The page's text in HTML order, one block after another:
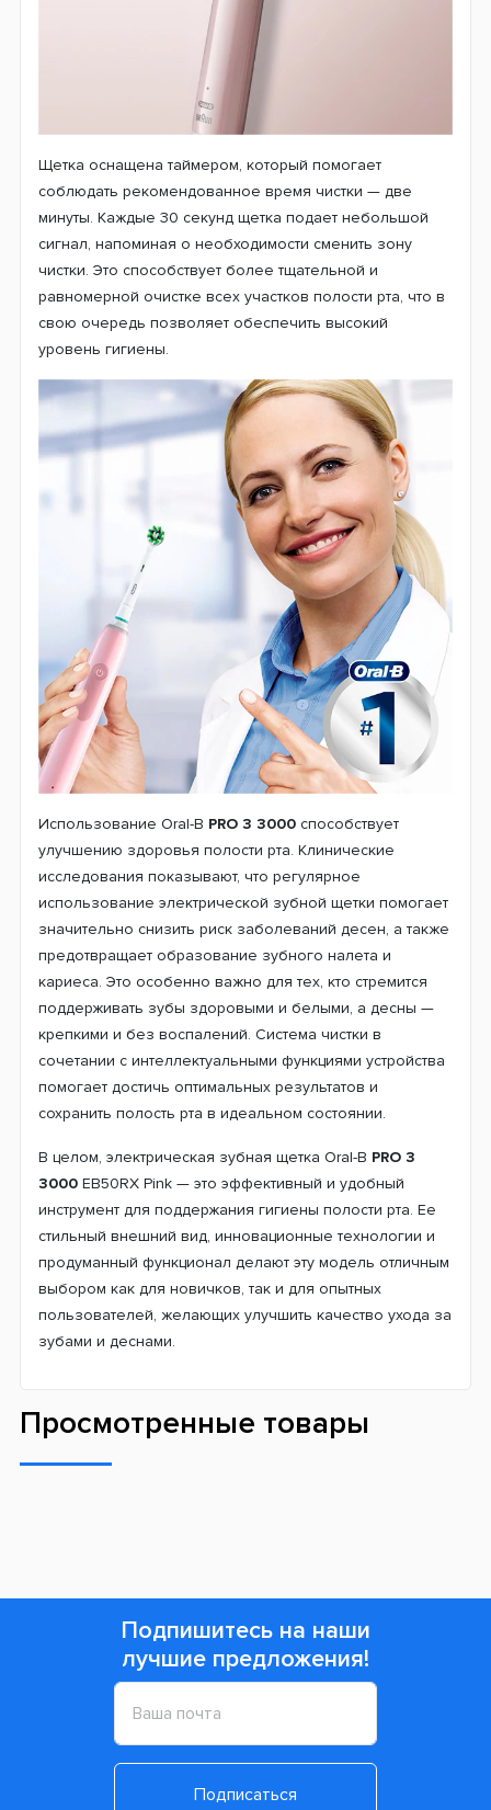
Щетка оснащена таймером, который помогает
соблюдать рекомендованное время чистки — две
минуты. Каждые 30 секунд щетка подает небольшой
сигнал, напоминая о необходимости сменить зону
чистки. Это способствует более тщательной и
равномерной очистке всех участков полости рта, что в
свою очередь позволяет обеспечить высокий
уровень гигиены.
Использование Oral-B PRO 3 3000 способствует
улучшению здоровья полости рта. Клинические
исследования показывают, что регулярное
использование электрической зубной щетки помогает
значительно снизить риск заболеваний десен, а также
предотвращает образование зубного налета и
кариеса. Это особенно важно для тех, кто стремится
поддерживать зубы здоровыми и белыми, а десны —
крепкими и без воспалений. Система чистки в
сочетании с интеллектуальными функциями устройства
помогает достичь оптимальных результатов и
сохранить полость рта в идеальном состоянии.
В целом, электрическая зубная щетка Oral-B PRO 3
3000 EB50RX Pink — это эффективный и удобный
инструмент для поддержания гигиены полости рта. Ее
стильный внешний вид, инновационные технологии и
продуманный функционал делают эту модель отличным
выбором как для новичков, так и для опытных
пользователей, желающих улучшить качество ухода за
зубами и деснами.
Просмотренные товары
Подпишитесь на наши
лучшие предложения!
Подписаться